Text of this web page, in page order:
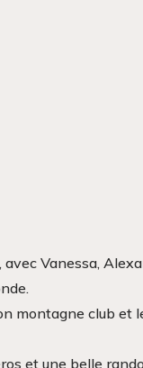
Vanessa,
montagne club et
et une belle